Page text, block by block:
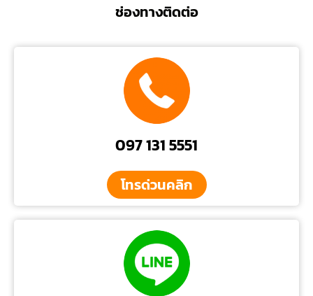
ช่องทางติดต่อ
097 131 5551
โทรด่วนคลิก